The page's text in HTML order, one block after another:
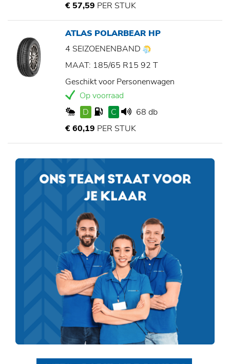
€ 57,59 PER STUK
ATLAS POLARBEAR HP
4 SEIZOENENBAND
MAAT: 185/65 R15 92 T
Geschikt voor Personenwagen
Op voorraad
D
C
68 db
€ 60,19 PER STUK